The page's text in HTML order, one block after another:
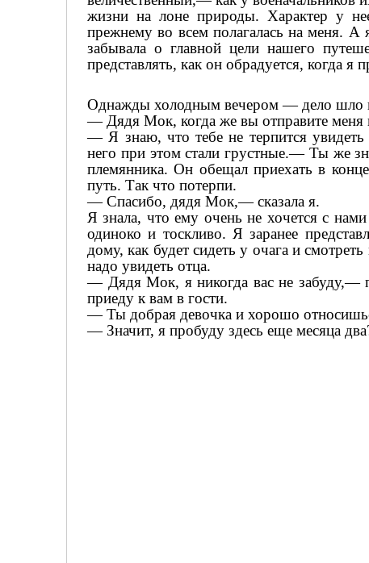
жизни на лоне природы. Характер у
прежнему во всем полагалась на меня.
забывала о главной цели нашего
представлять, как он обрадуется, когда я
Однажды холодным вечером — дело шло
— Дядя Мок, когда же вы отправите меня
— Я знаю, что тебе не терпится
него при этом стали грустные.— Ты же
племянника. Он обещал приехать в
путь. Так что потерпи.
— Спасибо, дядя Мок,— сказала я.
Я знала, что ему очень не хочется с
одиноко и тоскливо. Я заранее
дому, как будет сидеть у очага и
надо увидеть отца.
— Дядя Мок, я никогда вас не забуду,—
приеду к вам в гости.
— Ты добрая девочка и хорошо
— Значит, я пробуду здесь еще месяца